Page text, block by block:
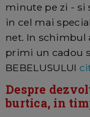
minute pe zi - si
in cel mai
net. In schimbul
primi un cadou
BEBELUSULUI
Despre
burtica, in